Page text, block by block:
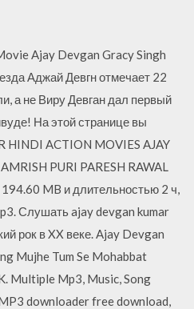
Ajay Devgan Gracy Singh
Аджай Девгн отмечает 22
а не Виру Девган дал первый
На этой странице вы
HINDI ACTION MOVIES AJAY
PURI PARESH RAWAL
MB и длительностью 2 ч,
Слушать ajay devgan kumar
рок в XX веке. Ajay Devgan
Mujhe Tum Se Mohabbat
Multiple Mp3, Music, Song
downloader free download,